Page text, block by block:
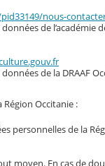
nous-
de l’académie
de la DRAAF
Occitanie :
personnelles de la
moyen. En cas de